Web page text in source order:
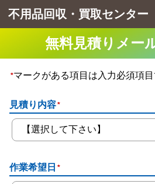
不用品回収・買取センター
無料見積りメー
*マークがある項目は入力必須項目
見積り内容*
作業希望日 *